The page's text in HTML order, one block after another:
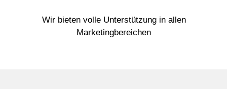
Wir bieten volle Unterstützung in allen
Marketingbereichen